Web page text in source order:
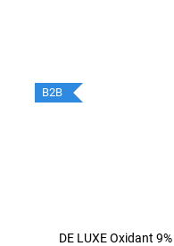
B2B
DE LUXE Oxidant 9%